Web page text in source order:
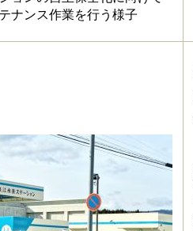
ナンス作業を行う様子